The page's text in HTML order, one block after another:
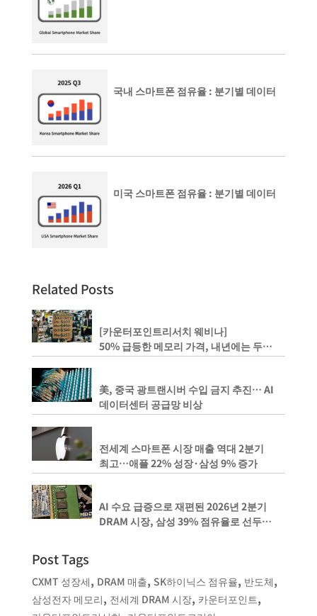
국내 스마트폰 점유율 : 분기별 데이터
미국 스마트폰 점유율 : 분기별 데이터
Related Posts
[카운터포인트리서치 웨비나]
50% 급등한 메모리 가격, 내년에는 두
배까지 상승하나?
美, 중국 광트랜시버 수입 금지 추진… AI
데이터센터 공급망 비상
전세계 스마트폰 시장 매출 역대 2분기
최고…애플 22% 성장·삼성 9% 증가
AI 수요 급증으로 재편된 2026년 2분기
DRAM 시장, 삼성 39% 점유율로 선두
Post Tags
CXMT 성장세, DRAM 매출, SK하이닉스 점유율, 반도체,
삼성전자 메모리, 전세계 DRAM 시장, 카운터포인트,